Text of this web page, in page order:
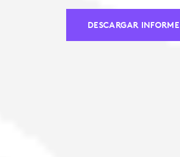
DESCARGAR INFORME